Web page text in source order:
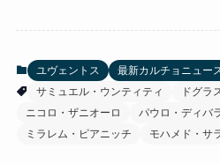
ユヴェントス 最新カルチョニュー
サミュエル・ウンティティ
ドグラ
ニコロ・ザニオーロ
パウロ・ディバ
ミラレム・ピアニッチ
モハメド・サ